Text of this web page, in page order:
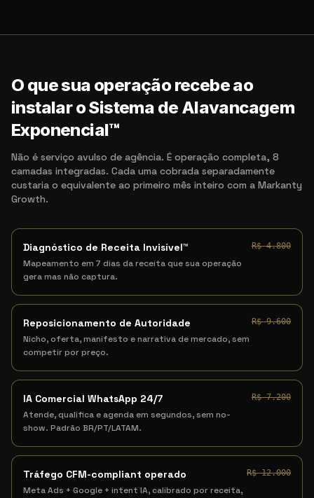
O que sua operação recebe ao
instalar o Sistema de Alavancagem
Exponencial™
Não é serviço avulso de agência. É operação completa, 8
camadas integradas. Cada uma cobrada separadamente
custaria o equivalente ao primeiro mês inteiro com a Markanty
Growth.
Diagnóstico de Receita Invisível™
Mapeamento em 7 dias da receita que sua operação
gera mas não captura.
R$ 4.800
Reposicionamento de Autoridade
Nicho, oferta, manifesto e narrativa de mercado, sem
competir por preço.
R$ 9.600
IA Comercial WhatsApp 24/7
Atende, qualifica e agenda em segundos, sem no-
show. Padrão BR/PT/LATAM.
R$ 7.200
Tráfego CFM-compliant operado
Meta Ads + Google + intent IA, calibrado por receita,
R$ 12.000